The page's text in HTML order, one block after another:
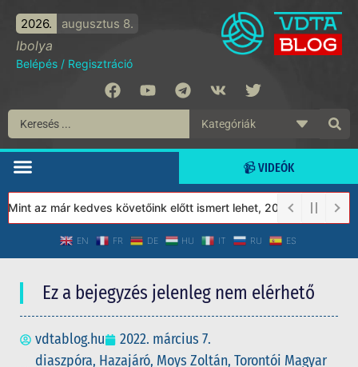
2026. augusztus 8.
Ibolya
Belépés / Regisztráció
📹 VIDEÓK
az már kedves követőink előtt ismert lehet, 2023-tól a Védett
EN FR DE HU IT RU ES
Ez a bejegyzés jelenleg nem elérhető
vdtablog.hu
2022. március 7.
diaszpóra, Hazajáró, Moys Zoltán, Torontói Magyar